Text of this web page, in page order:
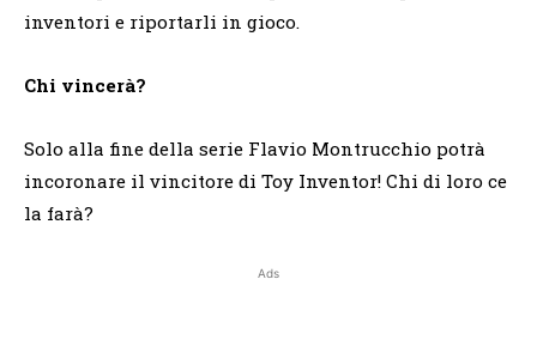
inventori e riportarli in gioco.
Chi vincerà?
Solo alla fine della serie Flavio Montrucchio potrà
incoronare il vincitore di Toy Inventor! Chi di loro ce
la farà?
Ads